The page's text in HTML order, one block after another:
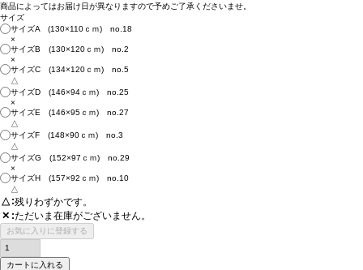
商品によってはお届け日が異なりますので予めご了承くださいませ。
サイズ
サイズA (130×110ｃｍ) no.18
×
サイズB (130×120ｃｍ) no.2
×
サイズC (134×120ｃｍ) no.5
△
サイズD (146×94ｃｍ) no.25
×
サイズE (146×95ｃｍ) no.27
△
サイズF (148×90ｃｍ) no.3
△
サイズG (152×97ｃｍ) no.29
×
サイズH (157×92ｃｍ) no.10
△
△ 残りわずかです。
✕ ただいま在庫がございません。
お気に入りに登録する
カートに入れる